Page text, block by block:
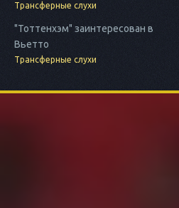
Трансферные слухи
"Тоттенхэм" заинтересован в
Вьетто
Трансферные слухи